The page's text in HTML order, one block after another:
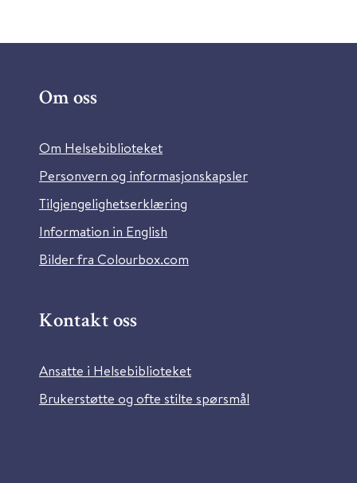
Om oss
Om Helsebiblioteket
Personvern og informasjonskapsler
Tilgjengelighetserklæring
Information in English
Bilder fra Colourbox.com
Kontakt oss
Ansatte i Helsebiblioteket
Brukerstøtte og ofte stilte spørsmål